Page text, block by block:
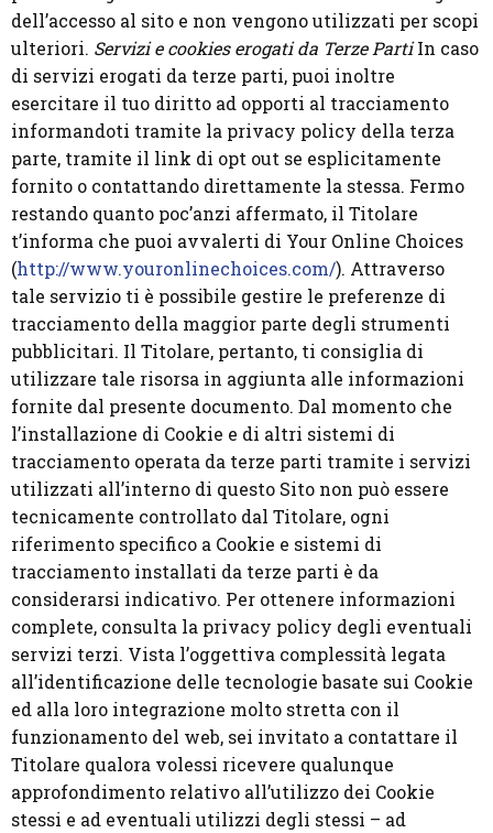
dell’accesso al sito e non vengono utilizzati per scopi
ulteriori. Servizi e cookies erogati da Terze PartiIn caso
di servizi erogati da terze parti, puoi inoltre
esercitare il tuo diritto ad opporti al tracciamento
informandoti tramite la privacy policy della terza
parte, tramite il link di opt out se esplicitamente
fornito o contattando direttamente la stessa. Fermo
restando quanto poc’anzi affermato, il Titolare
t’informa che puoi avvalerti di Your Online Choices
(http://www.youronlinechoices.com/). Attraverso
tale servizio ti è possibile gestire le preferenze di
tracciamento della maggior parte degli strumenti
pubblicitari. Il Titolare, pertanto, ti consiglia di
utilizzare tale risorsa in aggiunta alle informazioni
fornite dal presente documento. Dal momento che
l’installazione di Cookie e di altri sistemi di
tracciamento operata da terze parti tramite i servizi
utilizzati all’interno di questo Sito non può essere
tecnicamente controllato dal Titolare, ogni
riferimento specifico a Cookie e sistemi di
tracciamento installati da terze parti è da
considerarsi indicativo. Per ottenere informazioni
complete, consulta la privacy policy degli eventuali
servizi terzi. Vista l’oggettiva complessità legata
all’identificazione delle tecnologie basate sui Cookie
ed alla loro integrazione molto stretta con il
funzionamento del web, sei invitato a contattare il
Titolare qualora volessi ricevere qualunque
approfondimento relativo all’utilizzo dei Cookie
stessi e ad eventuali utilizzi degli stessi – ad